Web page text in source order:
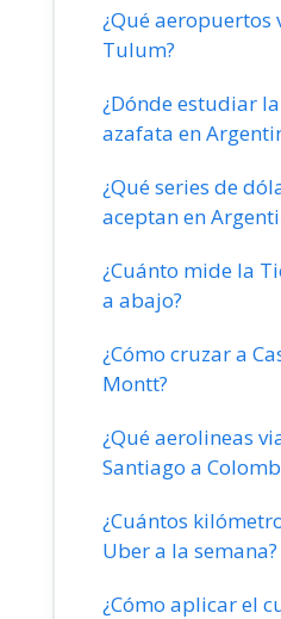
¿Qué aeropuertos
Tulum?
¿Dónde estudiar
azafata en
¿Qué series de
aceptan en
¿Cuánto mide la
a abajo?
¿Cómo cruzar a
Montt?
¿Qué aerolineas
Santiago a
¿Cuántos
Uber a la semana?
¿Cómo aplicar el